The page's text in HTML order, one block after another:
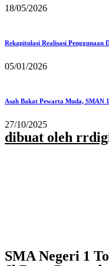
18/05/2026
Rekapitulasi Realisasi Penggunaan
05/01/2026
Asah Bakat Pewarta Muda, SMAN
27/10/2025
dibuat oleh
SMA Negeri 1